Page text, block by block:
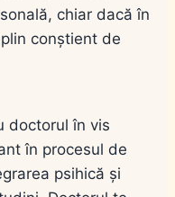
chiar dacă în
conștient de
doctorul în vis
în procesul de
psihică și